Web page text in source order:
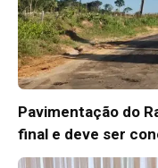
Pavimentação do
final e deve ser